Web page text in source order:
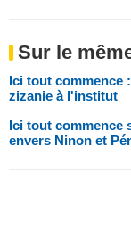
Sur le
Ici tout commence
zizanie à l'institut
Ici tout commence
envers Ninon et